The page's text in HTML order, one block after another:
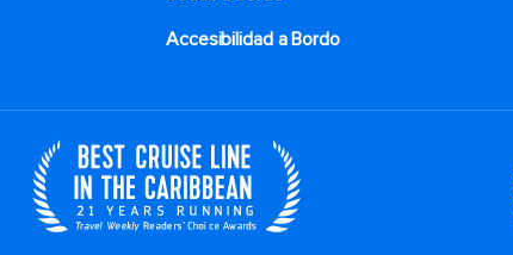
Accesibilidad a Bordo